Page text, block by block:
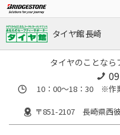
タイヤ館 長崎
タイヤのことなら
10：00～18：30 ※作
〒851-2107 長崎県西